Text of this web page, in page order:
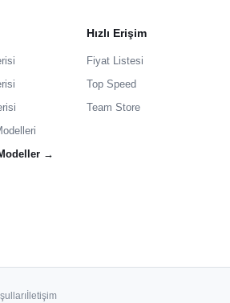
→
Hızlı Erişim
Fiyat Listesi
Top Speed
Team Store
İletişim